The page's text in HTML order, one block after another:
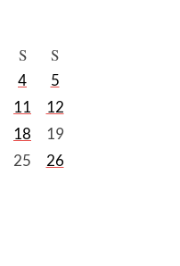
S S
4
5
11
12
18
19
25
26